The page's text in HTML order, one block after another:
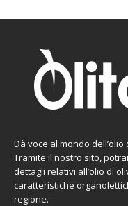
Dà voce al mondo dell’olio
Tramite il nostro sito,
dettagli relativi all’olio di
caratteristiche
regione.